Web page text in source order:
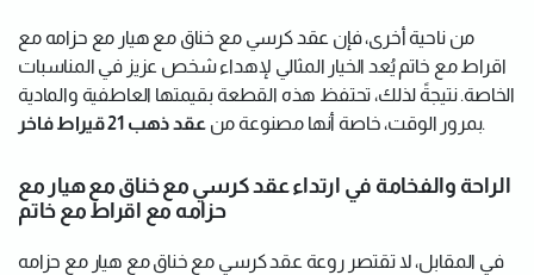
من ناحية أخرى، فإن عقد كرسي مع خناق مع هيار مع حزامه مع
اقراط مع خاتم يُعد الخيار المثالي لإهداء شخص عزيز في المناسبات
الخاصة. نتيجةً لذلك، تحتفظ هذه القطعة بقيمتها العاطفية والمادية
بمرور الوقت، خاصة أنها مصنوعة منعقد ذهب 21 قيراط فاخر .
الراحة والفخامة في ارتداء عقد كرسي مع خناق مع هيار مع
حزامه مع اقراط مع خاتم
في المقابل، لا تقتصر روعة عقد كرسي مع خناق مع هيار مع حزامه